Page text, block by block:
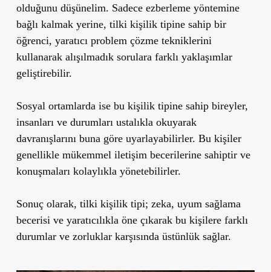
olduğunu düşünelim. Sadece ezberleme yöntemine
bağlı kalmak yerine, tilki kişilik tipine sahip bir
öğrenci, yaratıcı problem çözme tekniklerini
kullanarak alışılmadık sorulara farklı yaklaşımlar
geliştirebilir.
Sosyal ortamlarda ise bu kişilik tipine sahip bireyler,
insanları ve durumları ustalıkla okuyarak
davranışlarını buna göre uyarlayabilirler. Bu kişiler
genellikle mükemmel iletişim becerilerine sahiptir ve
konuşmaları kolaylıkla yönetebilirler.
Sonuç olarak, tilki kişilik tipi; zeka, uyum sağlama
becerisi ve yaratıcılıkla öne çıkarak bu kişilere farklı
durumlar ve zorluklar karşısında üstünlük sağlar.